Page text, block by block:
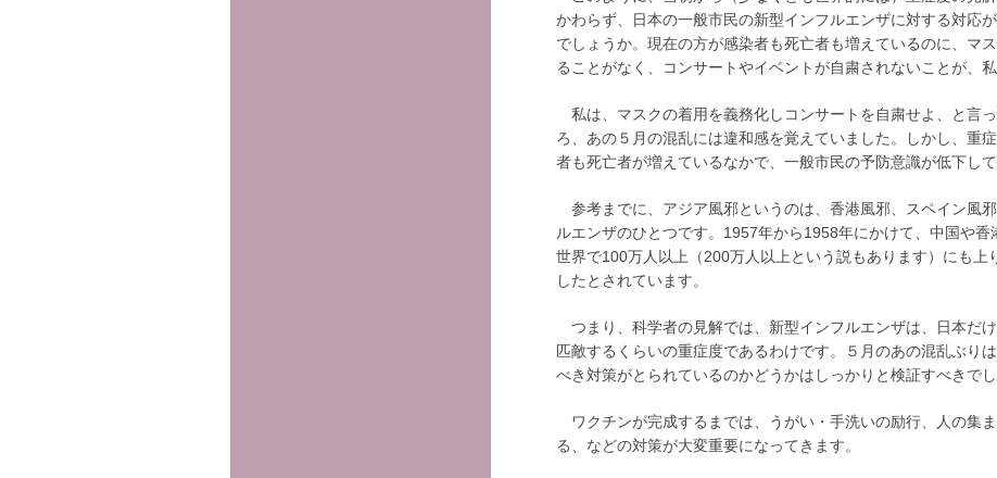
かわらず、日本の一般市民の新型インフルエンザに対する対応
でしょうか。現在の方が感染者も死亡者も増えているのに、マ
ることがなく、コンサートやイベントが自粛されないことが、
私は、マスクの着用を義務化しコンサートを自粛せよ、と言
ろ、あの５月の混乱には違和感を覚えていました。しかし、重
者も死亡者が増えているなかで、一般市民の予防意識が低下し
参考までに、アジア風邪というのは、香港風邪、スペイン風
ルエンザのひとつです。1957年から1958年にかけて、中国や
世界で100万人以上（200万人以上という説もあります）にも上
したとされています。
つまり、科学者の見解では、新型インフルエンザは、日本だ
匹敵するくらいの重症度であるわけです。５月のあの混乱ぶり
べき対策がとられているのかどうかはしっかりと検証すべきでし
ワクチンが完成するまでは、うがい・手洗いの励行、人の集
る、などの対策が大変重要になってきます。